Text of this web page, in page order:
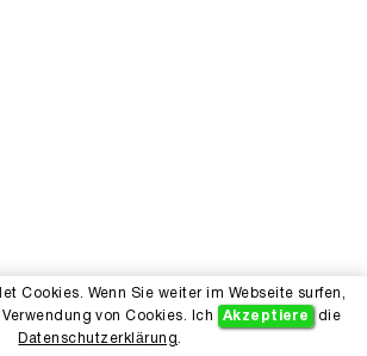
Cookies. Wenn Sie weiter im Webseite surfen,
von Cookies. Ich
Akzeptiere
die
Datenschutzerklärung